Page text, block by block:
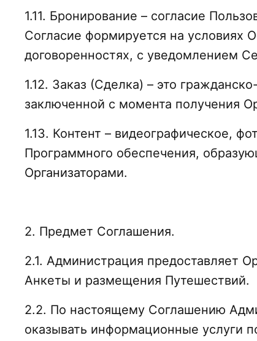
1.11. Бронирование – согласие
Согласие формируется на условиях
договоренностях, с уведомлением
1.12. Заказ (Сделка) – это
заключенной с момента получения
1.13. Контент – видеографическое,
Программного обеспечения,
Организаторами.
2. Предмет Соглашения.
2.1. Администрация предоставляет
Анкеты и размещения Путешествий.
2.2. По настоящему Соглашению
оказывать информационные услуги